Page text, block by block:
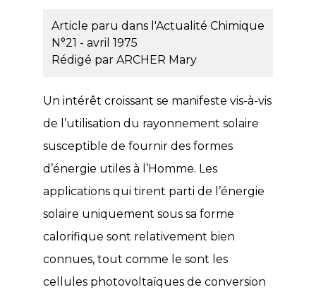
Article paru dans l'Actualité Chimique
N°21 - avril 1975
Rédigé par ARCHER Mary
Un intérêt croissant se manifeste vis-à-vis
de l’utilisation du rayonnement solaire
susceptible de fournir des formes
d’énergie utiles à l’Homme. Les
applications qui tirent parti de l’énergie
solaire uniquement sous sa forme
calorifique sont relativement bien
connues, tout comme le sont les
cellules photovoltaïques de conversion